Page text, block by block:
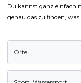
Du kannst ganz einfach
genau das zu finden,
Orte
Sport Wassersport